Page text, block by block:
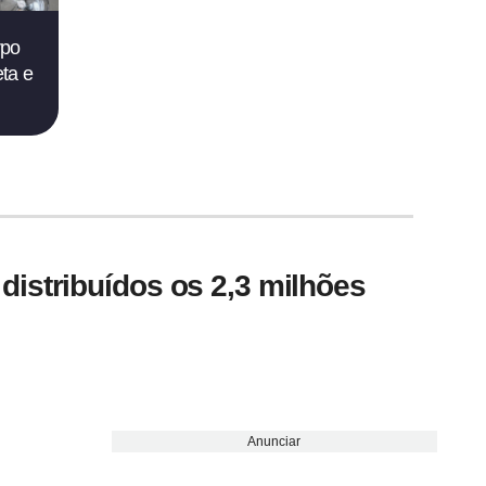
e
os 2,3 milhões
Anunciar